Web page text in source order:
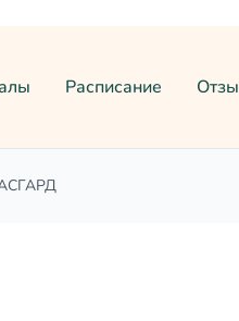
Расписание